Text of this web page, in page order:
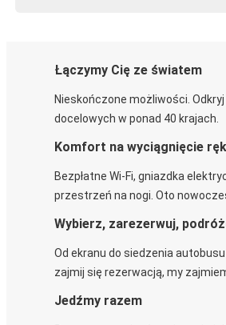
Łączymy Cię ze światem
Nieskończone możliwości.
docelowych w ponad 40 krajach.
Komfort na wyciągnięcie
Bezpłatne Wi-Fi, gniazdka
przestrzeń na nogi. Oto
Wybierz, zarezerwuj,
Od ekranu do siedzenia
zajmij się rezerwacją, my
Jedźmy razem